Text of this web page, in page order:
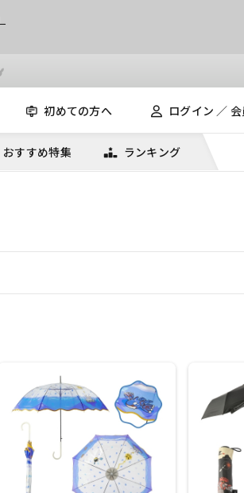
初めての方へ ログイン ／
おすすめ特集 ランキング